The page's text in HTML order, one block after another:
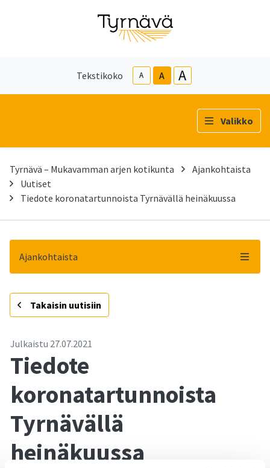
Tekstikoko A A A
Valikko
Tyrnävä – Mukavamman arjen kotikunta
Ajankohtaista
Uutiset
Tiedote koronatartunnoista Tyrnävällä heinäkuussa
Ajankohtaista
- Takaisin uutisiin
Julkaistu 27.07.2021
Tiedote
koronatartunnoista
Tyrnävällä
heinäkuussa